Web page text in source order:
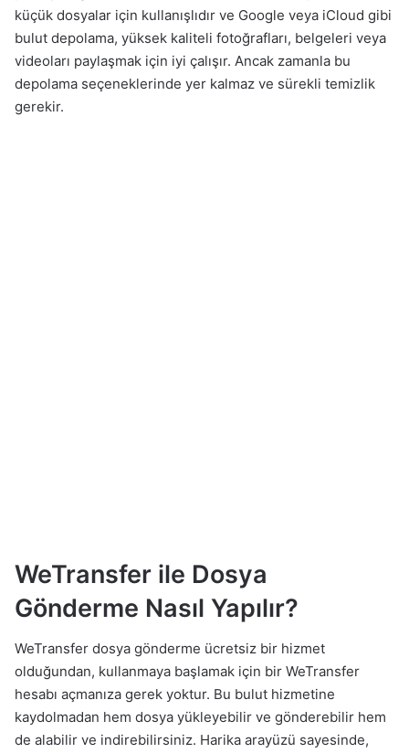
küçük dosyalar için kullanışlıdır ve Google veya iCloud gibi
bulut depolama, yüksek kaliteli fotoğrafları, belgeleri veya
videoları paylaşmak için iyi çalışır. Ancak zamanla bu
depolama seçeneklerinde yer kalmaz ve sürekli temizlik
gerekir.
WeTransfer ile Dosya
Gönderme Nasıl Yapılır?
WeTransfer dosya gönderme ücretsiz bir hizmet
olduğundan, kullanmaya başlamak için bir WeTransfer
hesabı açmanıza gerek yoktur. Bu bulut hizmetine
kaydolmadan hem dosya yükleyebilir ve gönderebilir hem
de alabilir ve indirebilirsiniz. Harika arayüzü sayesinde,